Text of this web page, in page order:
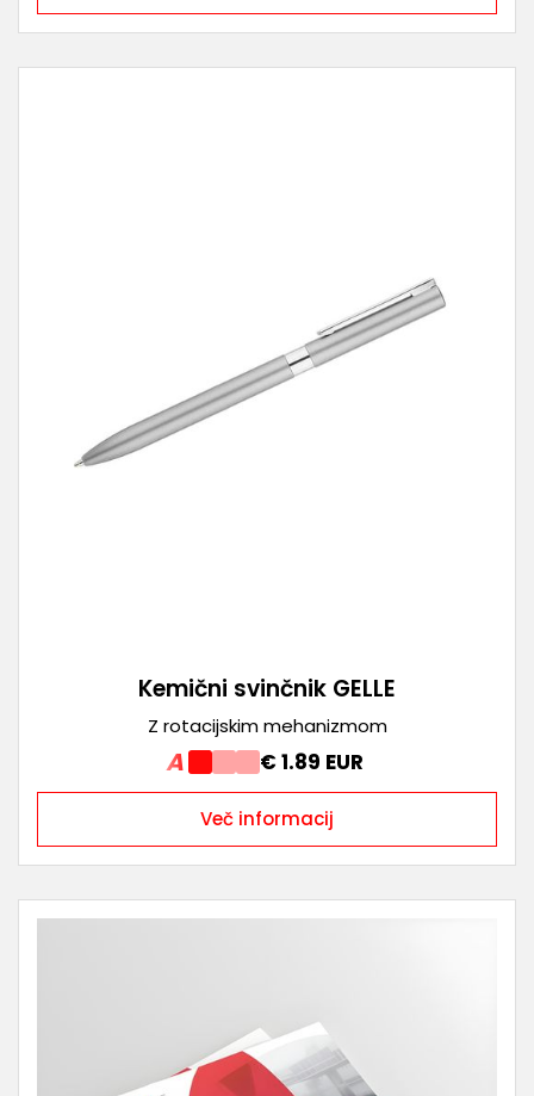
Kemični svinčnik GELLE
Z rotacijskim mehanizmom
A € 1.89 EUR
Več informacij